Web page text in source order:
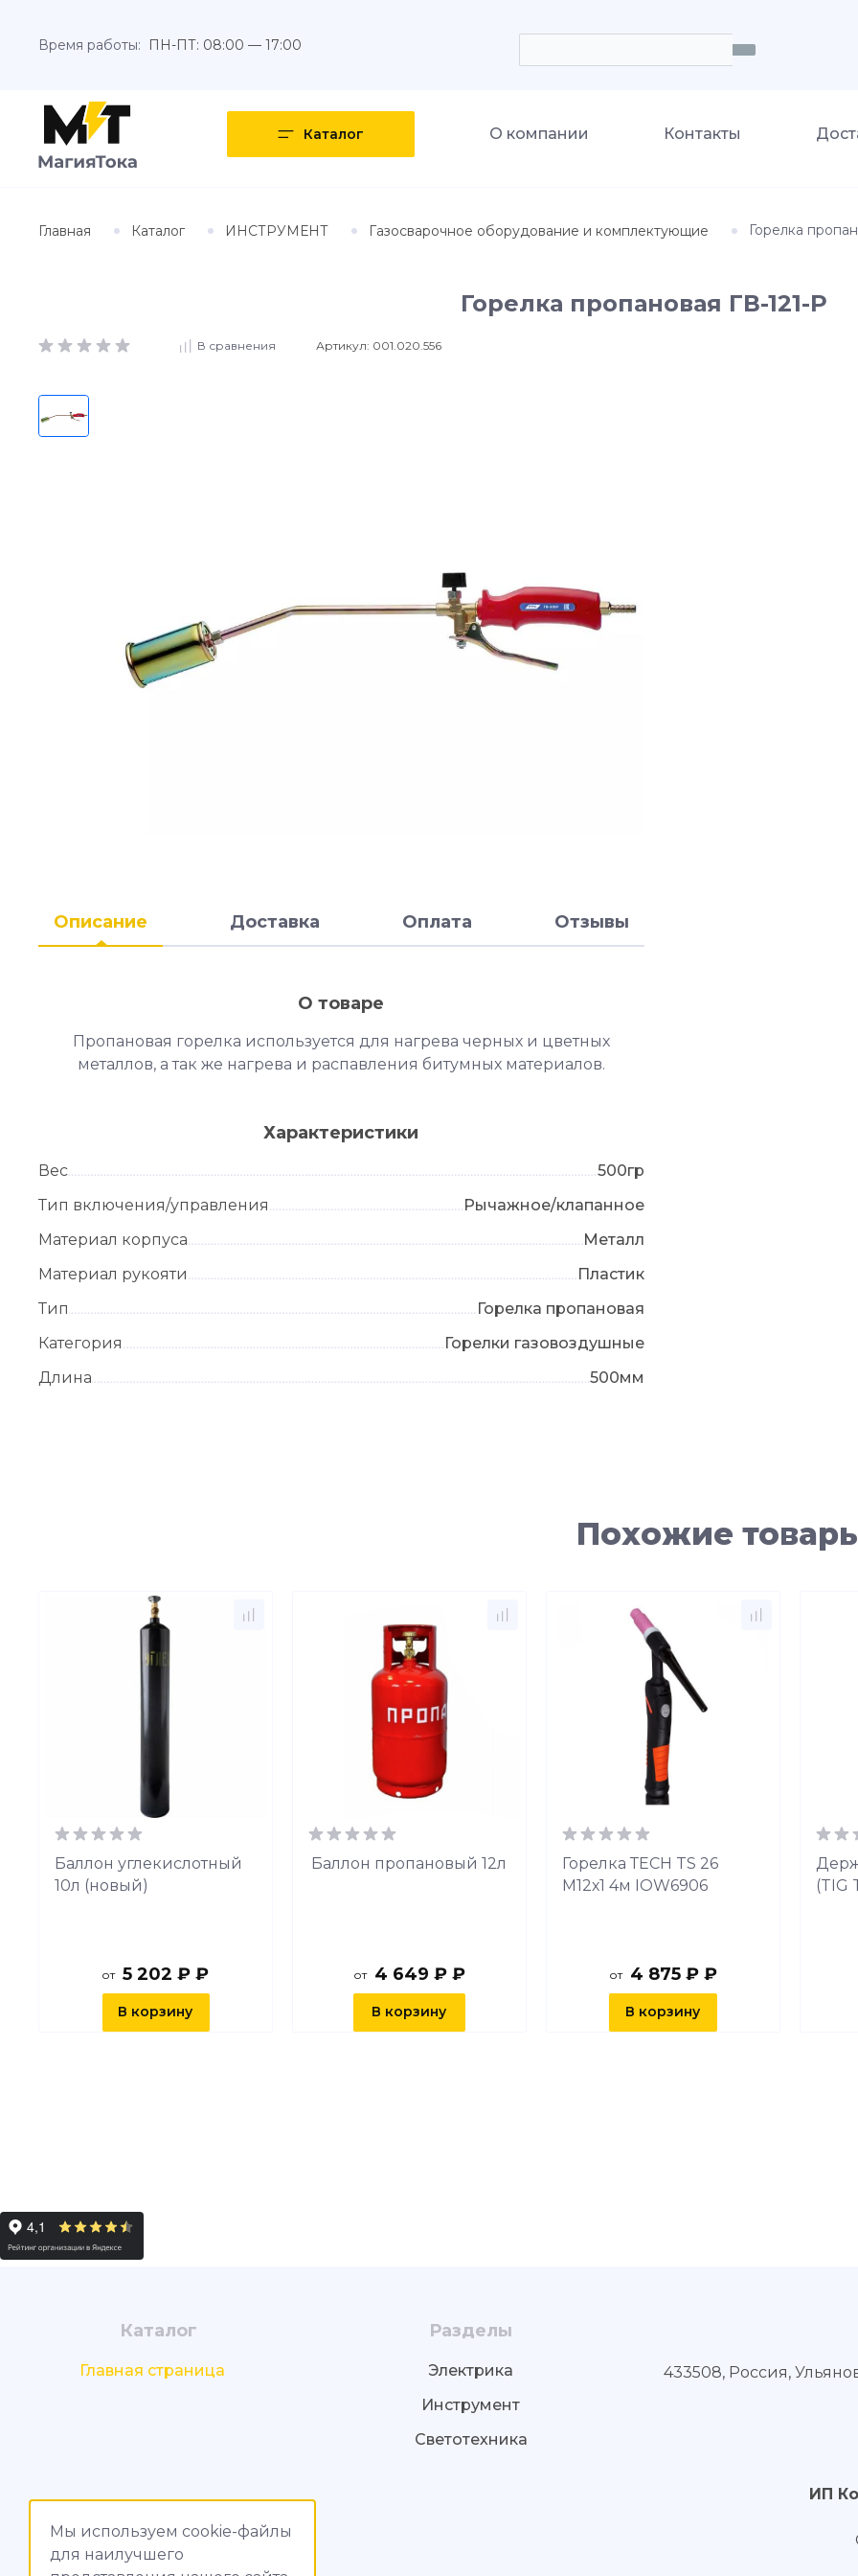
Время работы: ПН-ПТ: 08:00 — 17:00
Каталог О компании Контакты
Главная Каталог ИНСТРУМЕНТ Газосварочное оборудование и комплектующие Горелка
Мы используем cookie-файлы
для наилучшего
Горелка пропановая ГВ-121-Р
В сравнения Артикул: 001.020.556
Описание Доставка Оплата Отзывы
О товаре
Пропановая горелка используется для нагрева черных и цветных
металлов, а так же нагрева и распавления битумных материалов.
Характеристики
Вес
500гр
Тип включения/управления
Рычажное/клапанное
Материал корпуса
Металл
Материал рукояти
Пластик
Тип
Горелка пропановая
Категория
Горелки газовоздушные
Длина
500мм
Похожие
Баллон углекислотный
10л (новый)
от 5 202 ₽ ₽
В корзину
Баллон пропановый 12л
от 4 649 ₽ ₽
В корзину
Горелка ТЕСН TS 26
М12х1 4м IOW6906
от 4 875 ₽ ₽
В корзину
(TIG
Каталог
Главная страница
Разделы
Электрика
Инструмент
Светотехника
433508, Россия,
ИП